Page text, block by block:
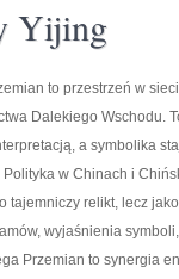
Yijing
to przestrzeń w
Dalekiego Wschodu.
a symbolika
w Chinach i
tajemniczy relikt, lecz
wyjaśnienia
Przemian to synergia